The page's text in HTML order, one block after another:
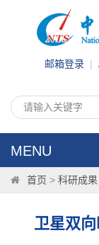
邮箱登录 |
MENU
首页 > 科研成果
卫星双